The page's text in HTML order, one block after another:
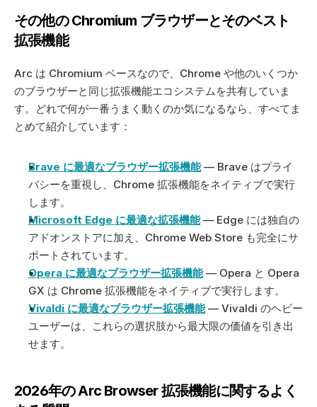
その他の Chromium ブラウザーとそのベスト
拡張機能
Arc は Chromium ベースなので、Chrome や他のいくつか
のブラウザーと同じ拡張機能エコシステムを共有していま
す。どれで何が一番うまく動くのか気になるなら、すべてま
とめて紹介しています：
Brave に最適なブラウザー拡張機能 — Brave はプライ
バシーを重視し、Chrome 拡張機能をネイティブで実行
します。
Microsoft Edge に最適な拡張機能 — Edge には独自の
アドオンストアに加え、Chrome Web Store も完全にサ
ポートされています。
Opera に最適なブラウザー拡張機能 — Opera と Opera
GX は Chrome 拡張機能をネイティブで実行します。
Vivaldi に最適なブラウザー拡張機能 — Vivaldi のヘビー
ユーザーは、これらの選択肢から最大限の価値を引き出
せます。
2026年の Arc Browser 拡張機能に関するよく